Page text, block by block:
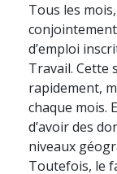
Tous les
d’emploi
Travail. Cette
rapidement,
chaque mois.
d’avoir des
niveaux
Toutefois, le